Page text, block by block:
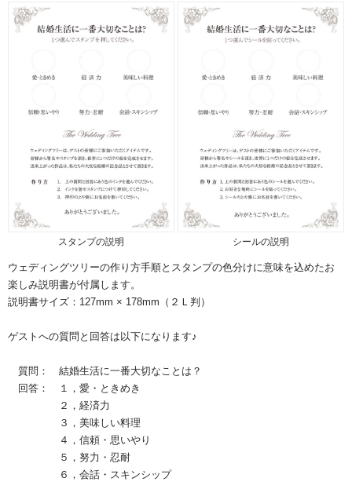
発送予定日
※お急ぎの方へ
ご注文はこちら
スタンプの説明 シールの説明
ウェディングツリーの作り方手順とスタンプの色分けに意味を込めたお
楽しみ説明書が付属します。
説明書サイズ：127mm × 178mm（２Ｌ判）
ゲストへの質問と回答は以下になります♪
質問： 結婚生活に一番大切なことは？
回答： １，愛・ときめき
２，経済力
３，美味しい料理
４，信頼・思いやり
５，努力・忍耐
６，会話・スキンシップ